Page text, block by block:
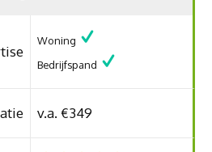
Woning
Bedrijfspand
v.a. €349